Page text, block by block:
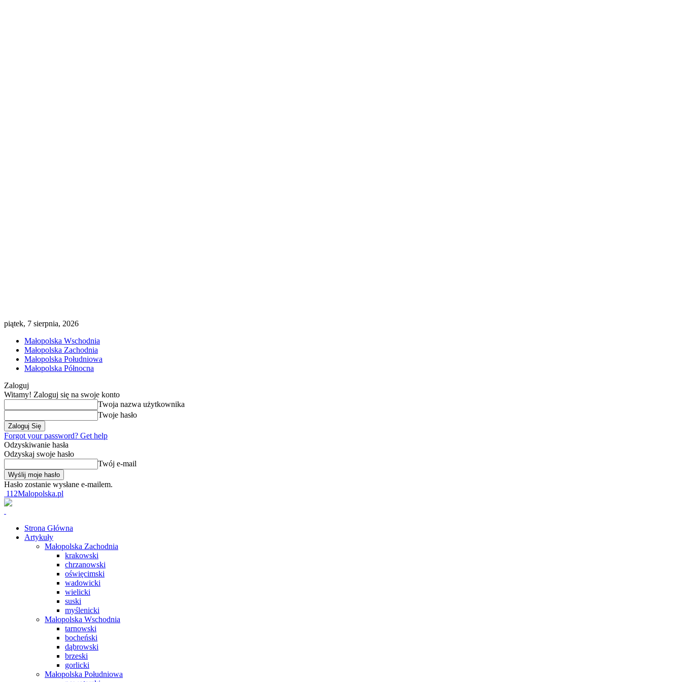
piątek, 7 sierpnia, 2026
Małopolska Wschodnia
Małopolska Zachodnia
Małopolska Południowa
Małopolska Północna
Zaloguj
Witamy! Zaloguj się na swoje konto
Twoja nazwa użytkownika
Twoje hasło
Forgot your password? Get help
Odzyskiwanie hasła
Odzyskaj swoje hasło
Twój e-mail
Hasło zostanie wysłane e-mailem.
112Malopolska.pl
Strona Główna
Artykuły
Małopolska Zachodnia
krakowski
chrzanowski
oświęcimski
wadowicki
wielicki
suski
myślenicki
Małopolska Wschodnia
tarnowski
bocheński
dąbrowski
brzeski
gorlicki
Małopolska Południowa